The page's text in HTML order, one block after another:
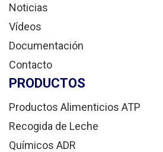
Noticias
Vídeos
Documentación
Contacto
PRODUCTOS
Productos Alimenticios ATP
Recogida de Leche
Químicos ADR